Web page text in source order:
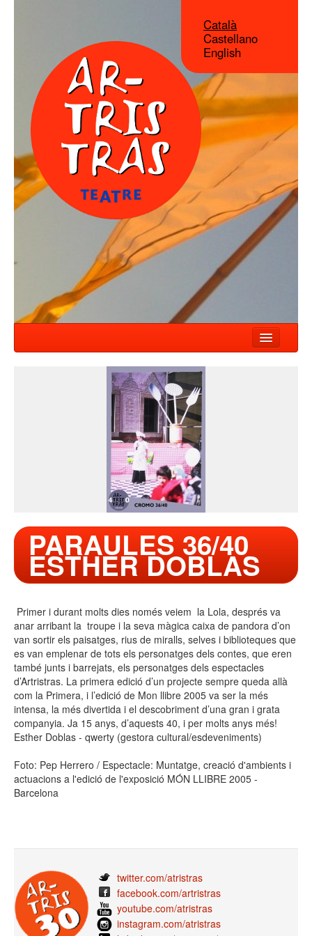
Català
Castellano
English
PARAULES 36/40
ESTHER DOBLAS
Primer i durant molts dies només veiem la Lola, després va
anar arribant la troupe i la seva màgica caixa de pandora d’on
van sortir els paisatges, rius de miralls, selves i biblioteques que
es van emplenar de tots els personatges dels contes, que eren
també junts i barrejats, els personatges dels espectacles
d’Artristras. La primera edició d’un projecte sempre queda allà
com la Primera, i l’edició de Mon llibre 2005 va ser la més
intensa, la més divertida i el descobriment d’una gran i grata
companyia. Ja 15 anys, d’aquests 40, i per molts anys més!
Esther Doblas - qwerty (gestora cultural/esdeveniments)
Foto: Pep Herrero / Espectacle: Muntatge, creació d'ambients i
actuacions a l'edició de l'exposició MÓN LLIBRE 2005 -
Barcelona
twitter.com/atristras
facebook.com/artristras
youtube.com/atristras
instagram.com/atristras